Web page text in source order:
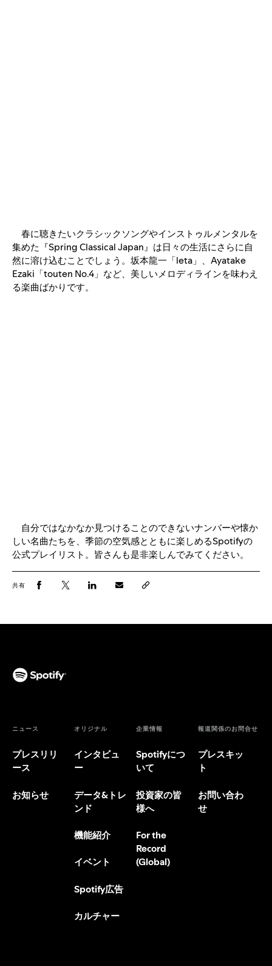
春に聴きたいクラシックソングやインストゥルメンタルを
集めた『Spring Classical Japan』は日々の生活にさらに自
然に溶け込むことでしょう。坂本龍一「leta」、Ayatake
Ezaki「touten No.4」など、美しいメロディラインを味わえ
る楽曲ばかりです。
自分ではなかなか見つけることのできないナンバーや懐か
しい名曲たちを、季節の空気感とともに楽しめるSpotifyの
公式プレイリスト。皆さんも是非楽しんでみてください。
共有
ニュース
プレスリリ
ース
お知らせ
オリジナル
インタビュ
ー
データ&トレ
ンド
機能紹介
イベント
Spotify広告
カルチャー
企業情報
Spotifyにつ
いて
投資家の皆
様へ
For the
Record
(Global)
報道関係のお問合せ
プレスキッ
ト
お問い合わ
せ